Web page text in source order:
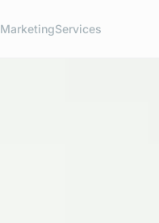
MarketingServices